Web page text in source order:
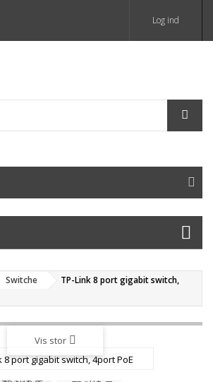
Log ind
Switche
TP-Link 8 port gigabit switch,
Vis stor